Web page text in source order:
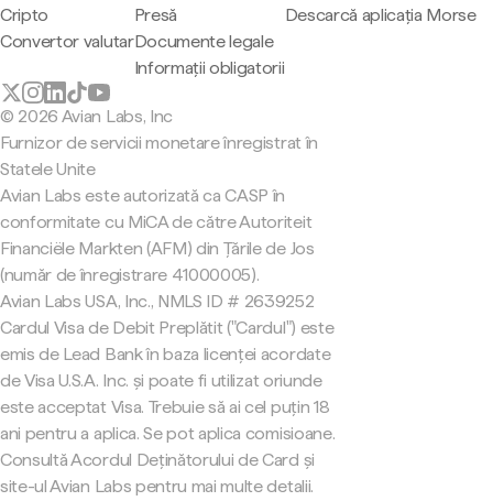
Cripto
Convertor valutar
Presă
Documente legale
Informații obligatorii
Descarcă aplicația Morse
© 2026 Avian Labs, Inc
Furnizor de servicii monetare înregistrat în
Statele Unite
Avian Labs este autorizată ca CASP în
conformitate cu MiCA de către Autoriteit
Financiële Markten (AFM) din Țările de Jos
(număr de înregistrare 41000005).
Avian Labs USA, Inc., NMLS ID # 2639252
Cardul Visa de Debit Preplătit ("Cardul") este
emis de Lead Bank în baza licenței acordate
de Visa U.S.A. Inc. și poate fi utilizat oriunde
este acceptat Visa. Trebuie să ai cel puțin 18
ani pentru a aplica. Se pot aplica comisioane.
Consultă Acordul Deținătorului de Card și
site-ul Avian Labs pentru mai multe detalii.